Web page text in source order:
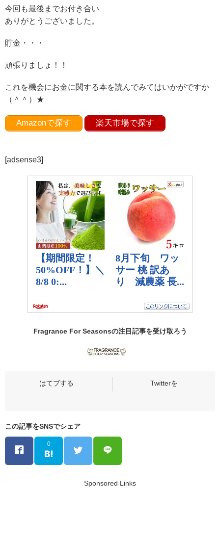
今回も最後までお付き合い
ありがとうございました。
貯金・・・
頑張りましょ！！
これを機会にお金に関する本を読んでみてはいかがですか
（＾＾）★
Amazonで探す 楽天市場で探す
[adsense3]
Fragrance For Seasonsの注目記事を受け取ろう
この記事をSNSでシェア
0
Sponsored Links